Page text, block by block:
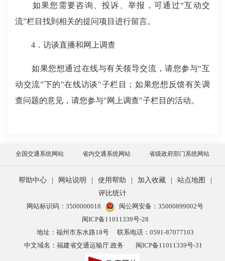
如果您需要咨询、投诉、举报，可通过“互动交
流”栏目找到相关的提问项目进行留言。
4．访谈直播和网上调查
如果您想通过在线与有关领导交流，请您参与“互
动交流”下的"在线访谈"子栏目；如果您想反馈有关调
查问题的意见，请您参与"网上调查"子栏目的活动。
全国交通系统网站 省内交通系统网站 省级政府部门系统网站
帮助中心 网站说明 使用帮助 加入收藏 站点地图
评比统计
网站标识码：3500000018
闽公网安备：35000899002号
闽ICP备11011339号-28
地址：福州市东水路18号
联系电话：0591-87077103
中文域名：福建省交通运输厅.政务
闽ICP备11011339号-31